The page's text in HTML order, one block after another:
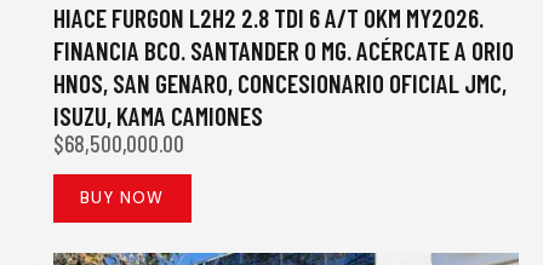
HIACE FURGON L2H2 2.8 TDI 6 A/T 0KM MY2026.
FINANCIA BCO. SANTANDER O MG. ACÉRCATE A ORIO
HNOS, SAN GENARO, CONCESIONARIO OFICIAL JMC,
ISUZU, KAMA CAMIONES
$68,500,000.00
BUY NOW